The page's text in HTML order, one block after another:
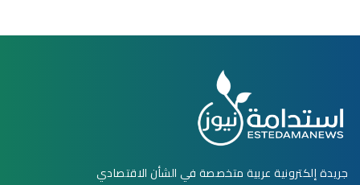
جريدة إلكترونية عربية متخصصة في الشأن الاقتصادي